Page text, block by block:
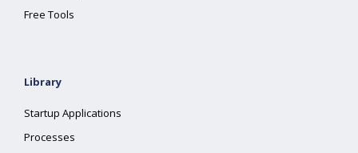
Free Tools
Library
Startup Applications
Processes